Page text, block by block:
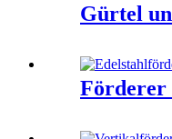
Gürtel
Förderer